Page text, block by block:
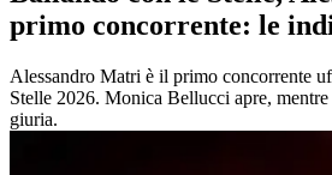
primo concorrente: le
Alessandro Matri è il primo concorrente
Stelle 2026. Monica Bellucci apre,
giuria.